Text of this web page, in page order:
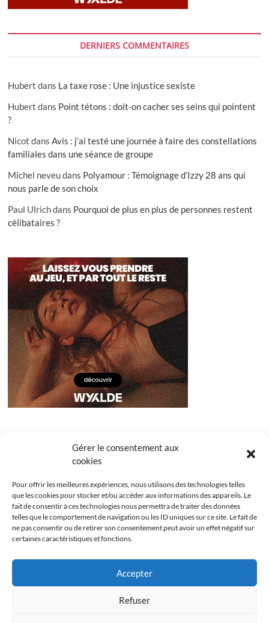
Gérer le consentement aux
cookies
Pour offrir les meilleures expériences, nous utilisons des technologies telles
que les cookies pour stocker et/ou accéder aux informations des appareils. Le
fait de consentir à ces technologies nous permettra de traiter des données
telles que le comportement de navigation ou les ID uniques sur ce site. Le fait de
ne pas consentir ou de retirer son consentement peut avoir un effet négatif sur
certaines caractéristiques et fonctions.
Accepter
Refuser
DERNIERS COMMENTAIRES
Hubert dans La taxe rose : Une injustice sexiste
Hubert dans Point tétons : doit-on cacher ses seins qui pointent
?
Nicot dansAvis : j’ai testé une journée à faire des constellations
familiales dans une séance de groupe
Michel neveudans Polyamour : Témoignage d’Izzy 28 ans qui
nous parle de son choix
Paul Ulrichdans Pourquoi de plus en plus de personnes restent
célibataires ?
Politique de cookies (UE)